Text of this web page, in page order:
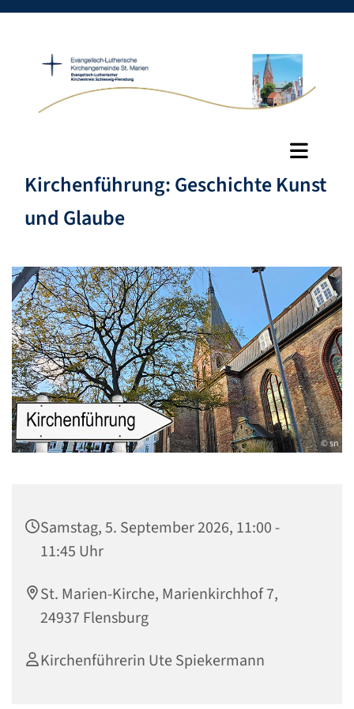
Kirchenführung: Geschichte Kunst
und Glaube
© sn
Samstag, 5. September 2026, 11:00 -
11:45 Uhr
St. Marien-Kirche, Marienkirchhof 7,
24937 Flensburg
Kirchenführerin Ute Spiekermann